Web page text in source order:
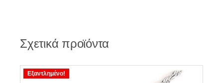
Σχετικά προϊόντα
Εξαντλημένο!